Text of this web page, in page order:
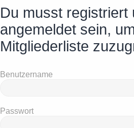
Du musst registriert
angemeldet sein,
Mitgliederliste
Benutzername
Passwort